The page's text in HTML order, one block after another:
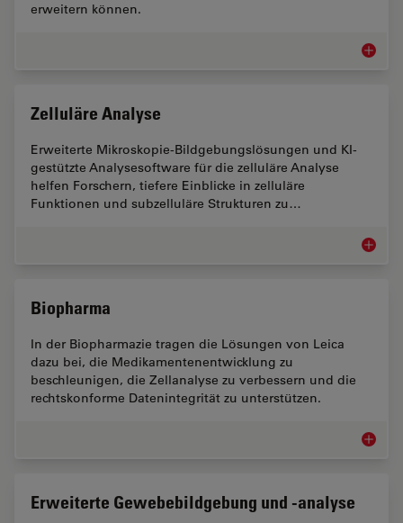
erweitern können.
Zelluläre Analyse
Erweiterte Mikroskopie-Bildgebungslösungen und KI-
gestützte Analysesoftware für die zelluläre Analyse
helfen Forschern, tiefere Einblicke in zelluläre
Funktionen und subzelluläre Strukturen zu…
Biopharma
In der Biopharmazie tragen die Lösungen von Leica
dazu bei, die Medikamentenentwicklung zu
beschleunigen, die Zellanalyse zu verbessern und die
rechtskonforme Datenintegrität zu unterstützen.
Erweiterte Gewebebildgebung und -analyse